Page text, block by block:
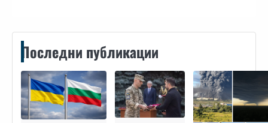
Последни публикации